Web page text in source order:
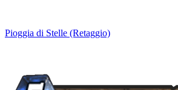
Pioggia di Stelle (Retaggio)